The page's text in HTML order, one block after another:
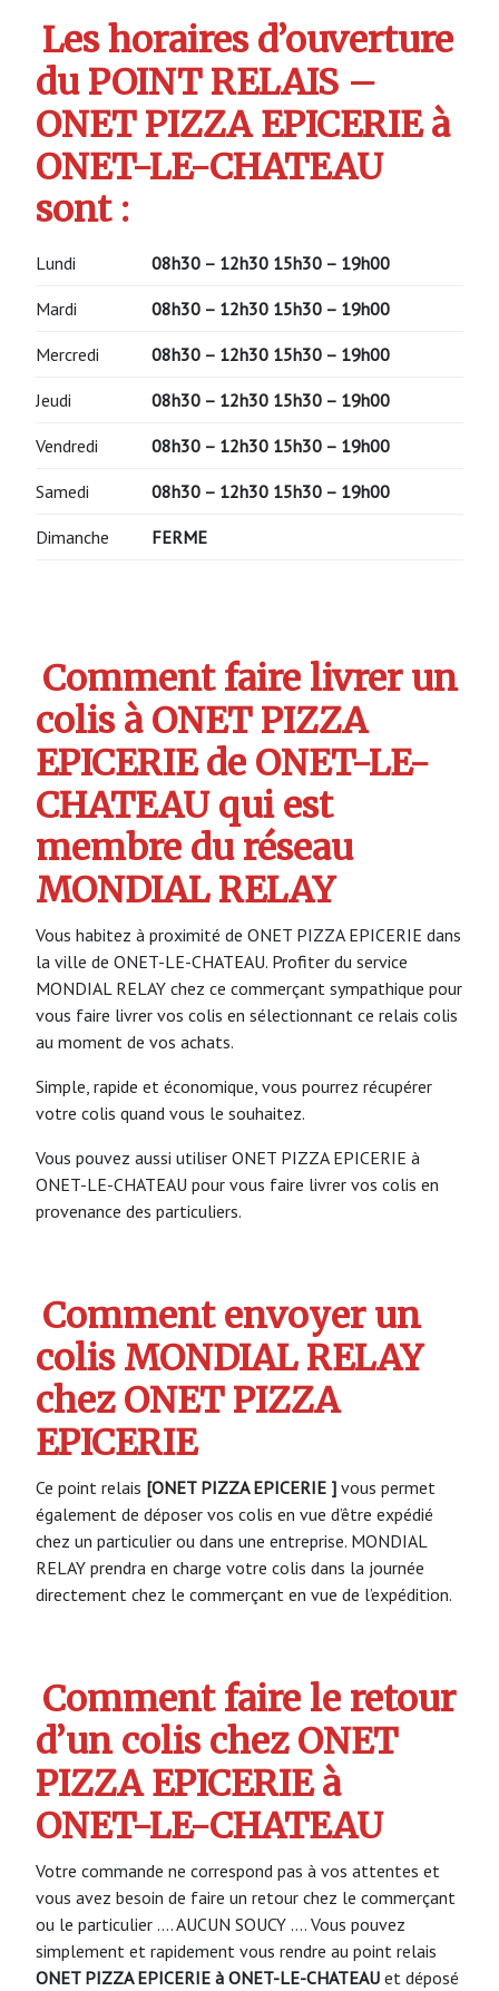
Les horaires d’ouverture
du POINT RELAIS –
ONET PIZZA EPICERIE à
ONET-LE-CHATEAU
sont :
Lundi 08h30 – 12h30 15h30 – 19h00
Mardi 08h30 – 12h30 15h30 – 19h00
Mercredi 08h30 – 12h30 15h30 – 19h00
Jeudi 08h30 – 12h30 15h30 – 19h00
Vendredi 08h30 – 12h30 15h30 – 19h00
Samedi 08h30 – 12h30 15h30 – 19h00
Dimanche FERME
Comment faire livrer un
colis à ONET PIZZA
EPICERIE de ONET-LE-
CHATEAU qui est
membre du réseau
MONDIAL RELAY
Vous habitez à proximité de ONET PIZZA EPICERIE dans
la ville de ONET-LE-CHATEAU. Profiter du service
MONDIAL RELAY chez ce commerçant sympathique pour
vous faire livrer vos colis en sélectionnant ce relais colis
au moment de vos achats.
Simple, rapide et économique, vous pourrez récupérer
votre colis quand vous le souhaitez.
Vous pouvez aussi utiliser ONET PIZZA EPICERIE à
ONET-LE-CHATEAU pour vous faire livrer vos colis en
provenance des particuliers.
Comment envoyer un
colis MONDIAL RELAY
chez ONET PIZZA
EPICERIE
Ce point relais [ONET PIZZA EPICERIE ] vous permet
également de déposer vos colis en vue d’être expédié
chez un particulier ou dans une entreprise. MONDIAL
RELAY prendra en charge votre colis dans la journée
directement chez le commerçant en vue de l’expédition.
Comment faire le retour
d’un colis chez ONET
PIZZA EPICERIE à
ONET-LE-CHATEAU
Votre commande ne correspond pas à vos attentes et
vous avez besoin de faire un retour chez le commerçant
ou le particulier …. AUCUN SOUCY …. Vous pouvez
simplement et rapidement vous rendre au point relais
ONET PIZZA EPICERIE à ONET-LE-CHATEAU et déposé